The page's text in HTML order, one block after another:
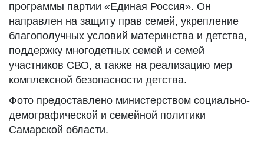
программы партии «Единая Россия». Он
направлен на защиту прав семей, укрепление
благополучных условий материнства и детства,
поддержку многодетных семей и семей
участников СВО, а также на реализацию мер
комплексной безопасности детства.
Фото предоставлено министерством социально-
демографической и семейной политики
Самарской области.